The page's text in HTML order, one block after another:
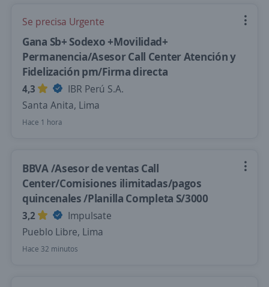
Se precisa Urgente
Gana Sb+ Sodexo +Movilidad+
Permanencia/Asesor Call Center Atención y
Fidelización pm/Firma directa
4,3
IBR Perú S.A.
Santa Anita, Lima
Hace 1 hora
BBVA /Asesor de ventas Call
Center/Comisiones ilimitadas/pagos
quincenales /Planilla Completa S/3000
3,2
Impulsate
Pueblo Libre, Lima
Hace 32 minutos